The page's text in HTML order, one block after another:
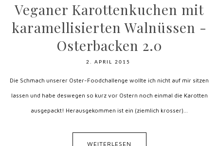
Veganer Karottenkuchen mit
karamellisierten Walnüssen -
Osterbacken 2.0
2. APRIL 2015
Die Schmach unserer Oster-Foodchallenge wollte ich nicht auf mir sitzen
lassen und habe deswegen so kurz vor Ostern noch einmal die Karotten
ausgepackt! Herausgekommen ist ein (ziemlich krosser)...
WEITERLESEN